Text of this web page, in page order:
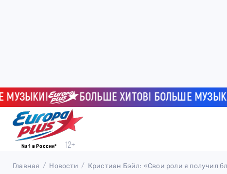
БОЛЬШЕ ХИТОВ! БОЛЬШЕ МУЗЫКИ!
№ 1 в России*
Главная Новости Кристиан Бэйл: «Свои роли я получил